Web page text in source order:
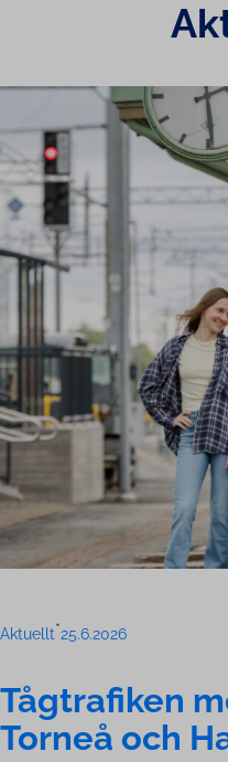
Aktuellt•25.6.2026
Tågtrafiken
Torneå och